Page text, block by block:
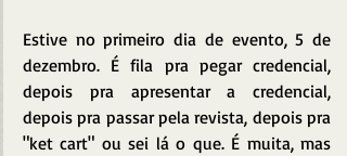
Estive no primeiro dia de evento, 5 de
dezembro. É fila pra pegar credencial,
depois pra apresentar a credencial,
depois pra passar pela revista, depois pra
"ket cart" ou sei lá o que. É muita, mas